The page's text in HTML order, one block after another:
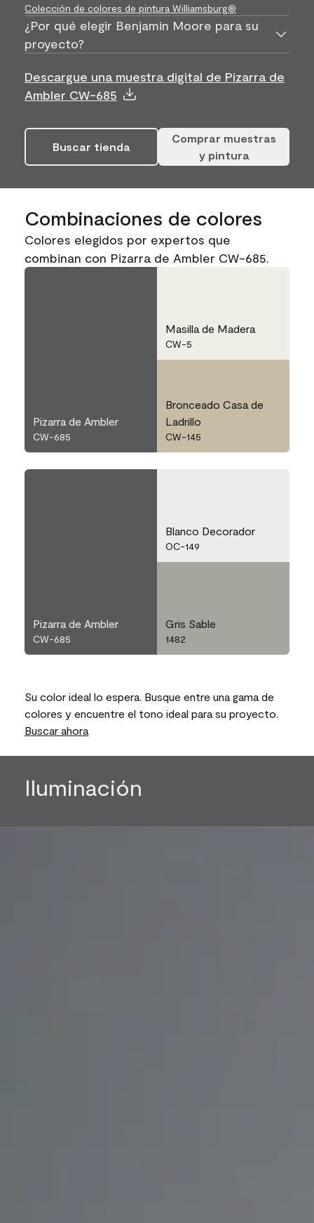
Colección de colores de pintura Williamsburg®
¿Por qué elegir Benjamin Moore para su
proyecto?
Descargue una muestra digital de Pizarra de
Ambler CW-685
Buscar tienda
Comprar muestras
y pintura
Combinaciones de colores
Colores elegidos por expertos que
combinan con Pizarra de Ambler CW-685.
Pizarra de Ambler
CW-685
Masilla de Madera
CW-5
Bronceado Casa de
Ladrillo
CW-145
Pizarra de Ambler
CW-685
Blanco Decorador
OC-149
Gris Sable
1482
Su color ideal lo espera. Busque entre una gama de
colores y encuentre el tono ideal para su proyecto.
Buscar ahora
Iluminación